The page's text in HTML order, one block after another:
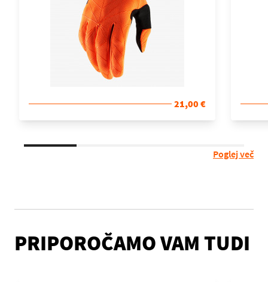
21,00 €
Poglej več
PRIPOROČAMO VAM TUDI